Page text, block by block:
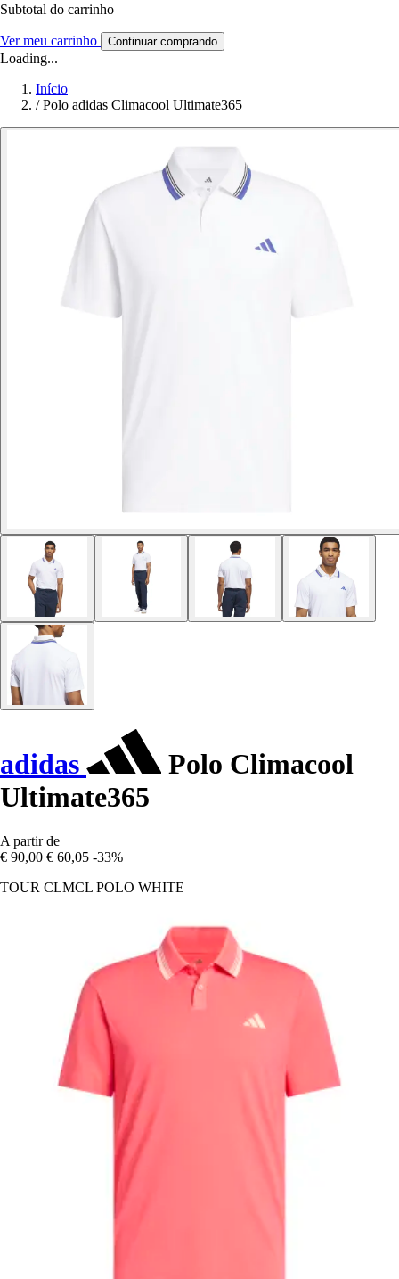
Subtotal do carrinho
Ver meu carrinho Continuar comprando
Loading...
Início
/ Polo adidas Climacool Ultimate365
adidas
Polo Climacool
Ultimate365
A partir de
€ 90,00 € 60,05 -33%
TOUR CLMCL POLO WHITE